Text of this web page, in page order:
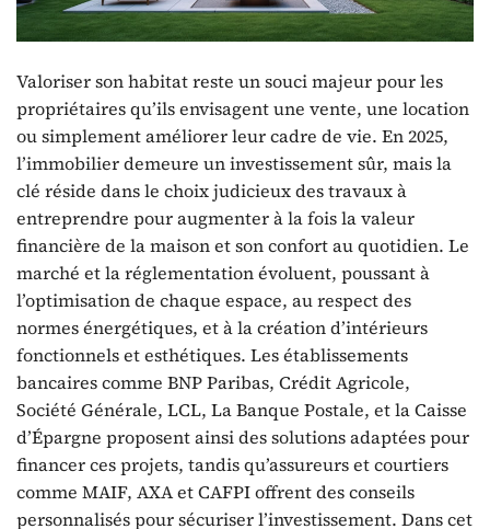
Valoriser son habitat reste un souci majeur pour les
propriétaires qu’ils envisagent une vente, une location
ou simplement améliorer leur cadre de vie. En 2025,
l’immobilier demeure un investissement sûr, mais la
clé réside dans le choix judicieux des travaux à
entreprendre pour augmenter à la fois la valeur
financière de la maison et son confort au quotidien. Le
marché et la réglementation évoluent, poussant à
l’optimisation de chaque espace, au respect des
normes énergétiques, et à la création d’intérieurs
fonctionnels et esthétiques. Les établissements
bancaires comme BNP Paribas, Crédit Agricole,
Société Générale, LCL, La Banque Postale, et la Caisse
d’Épargne proposent ainsi des solutions adaptées pour
financer ces projets, tandis qu’assureurs et courtiers
comme MAIF, AXA et CAFPI offrent des conseils
personnalisés pour sécuriser l’investissement. Dans cet